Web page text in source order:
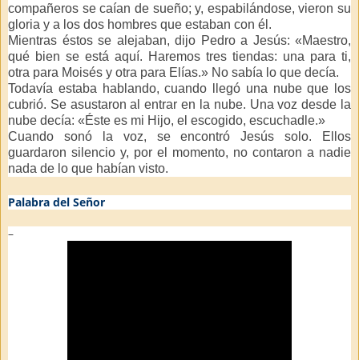
compañeros se caían de sueño; y, espabilándose, vieron su
gloria y a los dos hombres que estaban con él.
Mientras éstos se alejaban, dijo Pedro a Jesús: «Maestro,
qué bien se está aquí. Haremos tres tiendas: una para ti,
otra para Moisés y otra para Elías.» No sabía lo que decía.
Todavía estaba hablando, cuando llegó una nube que los
cubrió. Se asustaron al entrar en la nube. Una voz desde la
nube decía: «Éste es mi Hijo, el escogido, escuchadle.»
Cuando sonó la voz, se encontró Jesús solo. Ellos
guardaron silencio y, por el momento, no contaron a nadie
nada de lo que habían visto.
Palabra del Señor
–